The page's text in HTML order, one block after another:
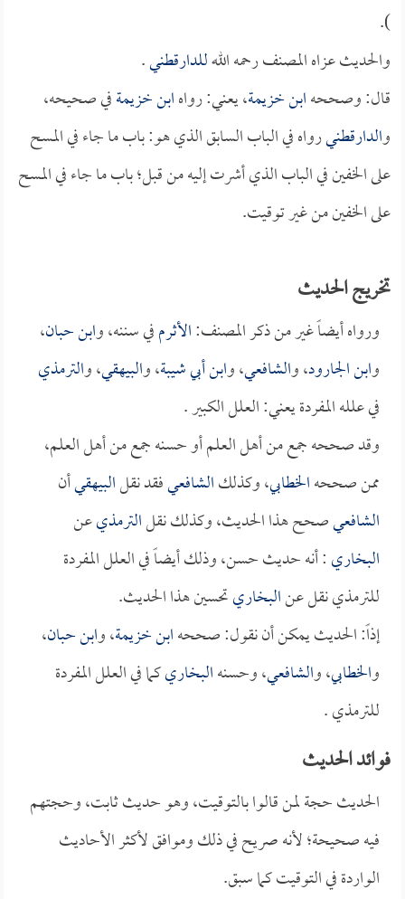
).
والحديث عزاه المصنف رحمه اللهللدارقطني.
قال: وصححهابن خزيمة، يعني: رواهابن خزيمةفي صحيحه،
والدارقطنيرواه في الباب السابق الذي هو: باب ما جاء في المسح
على الخفين في الباب الذي أشرت إليه من قبل؛ باب ما جاء في المسح
على الخفين من غير توقيت.
تخريج الحديث
ورواه أيضاً غير من ذكر المصنف:الأثرمفي سننه، وابن حبان،
وابن الجارود، والشافعي، وابن أبي شيبة، والبيهقي، والترمذي
في علله المفردة يعني: العلل الكبير .
وقد صححه جمع من أهل العلم أو حسنه جمع من أهل العلم،
ممن صححهالخطابي، وكذلكالشافعيفقد نقلالبيهقيأن
الشافعيصحح هذا الحديث، وكذلك نقلالترمذيعن
البخاري: أنه حديث حسن، وذلك أيضاً في العلل المفردة
للترمذي نقل عنالبخاريتحسين هذا الحديث.
إذاً: الحديث يمكن أن نقول: صححهابن خزيمة، وابن حبان،
والخطابي، والشافعي، وحسنهالبخاريكما في العلل المفردة
للترمذي .
فوائد الحديث
الحديث حجة لمن قالوا بالتوقيت، وهو حديث ثابت، وحجتهم
فيه صحيحة؛ لأنه صريح في ذلك وموافق لأكثر الأحاديث
الواردة في التوقيت كما سبق.